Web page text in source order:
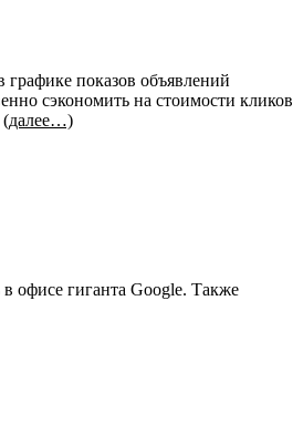
показов объявлений
сэкономить на стоимости кликов
(далее…)
офисе гиганта Google. Также